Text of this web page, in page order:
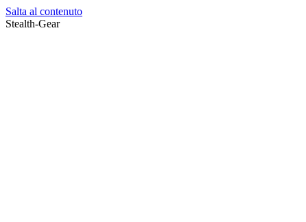
Salta al contenuto
Stealth-Gear